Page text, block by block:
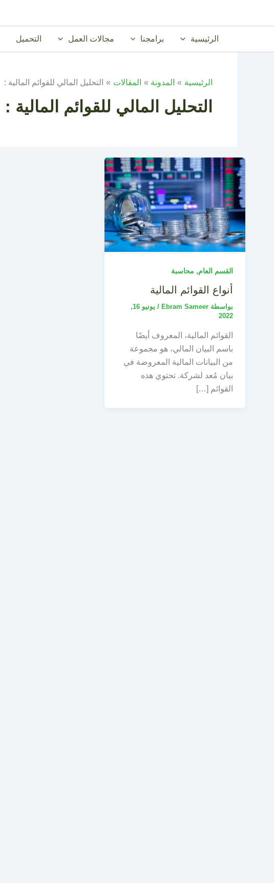
الرئيسية برامجنا مجالات العمل التحميل
الرئيسية المدونة المقالات التحليل المالي للقوائم المالية :
التحليل المالي للقوائم المالية :
القسم العام, محاسبة
أنواع القوائم المالية
بواسطة Ebram Sameer
/
يونيو 16,
2022
القوائم المالية، المعروف أيضًا
باسم البيان المالي، هو مجموعة
من البيانات المالية المعروضة في
بيان مُعد لشركة. تحتوي هذه
القوائم […]